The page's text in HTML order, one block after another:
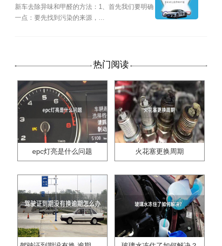
新车去除异味和甲醛的方法：1、首先我们要明确
一点：要先找到污染的来源，...
热门阅读
epc灯亮是什么问题 火花塞更换周期